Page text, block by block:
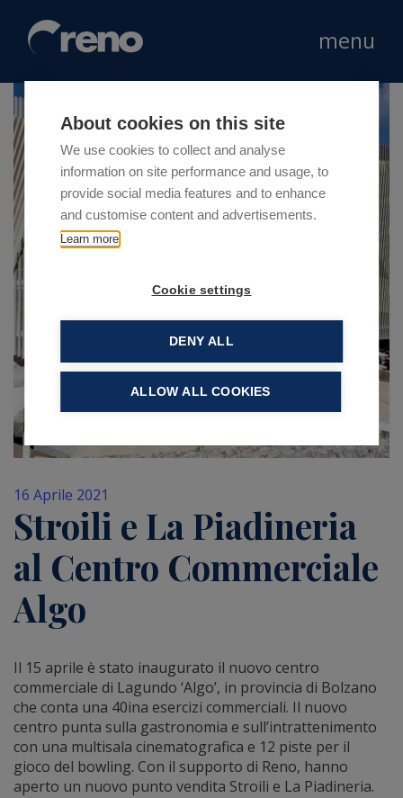
About cookies on this site
We use cookies to collect and analyse
information on site performance and usage, to
provide social media features and to enhance
and customise content and advertisements.
Learn more
Cookie settings
DENY ALL
ALLOW ALL COOKIES
menu
16 Aprile 2021
Stroili e La Piadineria
al Centro Commerciale
Algo
Il 15 aprile è stato inaugurato il nuovo centro
commerciale di Lagundo ‘Algo’, in provincia di Bolzano
che conta una 40ina esercizi commerciali. Il nuovo
centro punta sulla gastronomia e sull’intrattenimento
con una multisala cinematografica e 12 piste per il
gioco del bowling. Con il supporto di Reno, hanno
aperto un nuovo punto vendita Stroili e La Piadineria.